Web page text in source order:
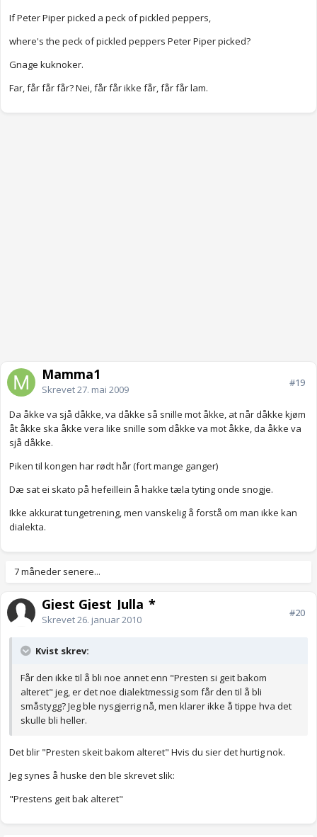
If Peter Piper picked a peck of pickled peppers,
where's the peck of pickled peppers Peter Piper picked?
Gnage kuknoker.
Far, får får får? Nei, får får ikke får, får får lam.
Mamma1
Skrevet27. mai 2009
#19
Da åkke va sjå dåkke, va dåkke så snille mot åkke, at når dåkke kjøm
åt åkke ska åkke vera like snille som dåkke va mot åkke, da åkke va
sjå dåkke.
Piken til kongen har rødt hår (fort mange ganger)
Dæ sat ei skato på hefeillein å hakke tæla tyting onde snogje.
Ikke akkurat tungetrening, men vanskelig å forstå om man ikke kan
dialekta.
7 måneder senere...
Gjest Gjest_Julla_*
Skrevet26. januar 2010
#20
Kvist skrev:
Får den ikke til å bli noe annet enn "Presten si geit bakom
alteret" jeg, er det noe dialektmessig som får den til å bli
småstygg? Jeg ble nysgjerrig nå, men klarer ikke å tippe hva det
skulle bli heller.
Det blir "Presten skeit bakom alteret" Hvis du sier det hurtig nok.
Jeg synes å huske den ble skrevet slik:
"Prestens geit bak alteret"